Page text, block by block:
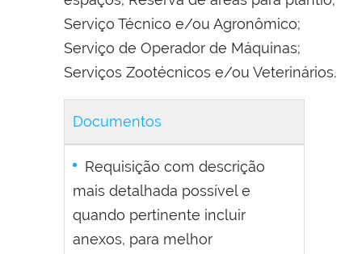
Serviço Técnico e/ou Agronômico;
Serviço de Operador de Máquinas;
Serviços Zootécnicos e/ou Veterinários.
Documentos
Requisição com descrição
mais detalhada possível e
quando pertinente incluir
anexos, para melhor